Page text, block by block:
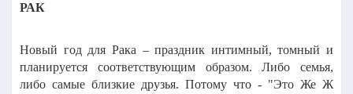
РАК
Новый год для Рака – праздник интимный, томный и
планируется соответствующим образом.Либо семья,
либо самые близкие друзья. Потому что - "Это Же Ж